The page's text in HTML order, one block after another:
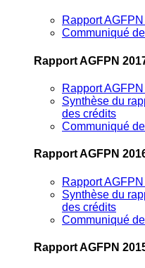
Rapport
Communiqué
Rapport AGFPN
Rapport
Synthèse du
des crédits
Communiqué
Rapport AGFPN
Rapport
Synthèse du
des crédits
Communiqué
Rapport AGFPN